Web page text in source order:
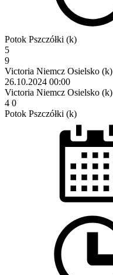
Potok Pszczółki (k)
5
9
Victoria Niemcz Osielsko (k)
26.10.2024 00:00
Victoria Niemcz Osielsko (k)
4 0
Potok Pszczółki (k)